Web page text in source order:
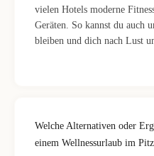
vielen Hotels moderne
Geräten. So kannst du auch
bleiben und dich nach Lust
Welche Alternativen oder
einem Wellnessurlaub im